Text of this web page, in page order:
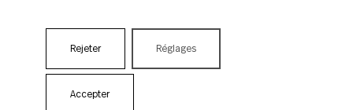
Accepter
Rejeter Réglages